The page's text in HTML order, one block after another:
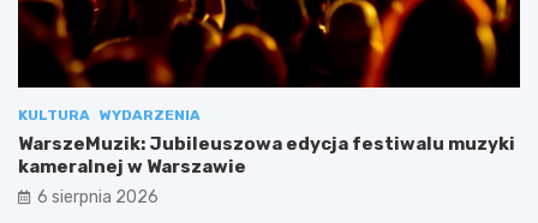
KULTURA WYDARZENIA
WarszeMuzik: Jubileuszowa edycja festiwalu muzyki
kameralnej w Warszawie
6 sierpnia 2026